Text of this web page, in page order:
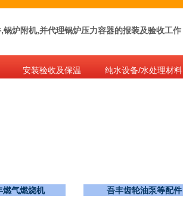
炉附机,并代理锅炉压力容器的报装及验收工作
安装验收及保温 纯水设备/水处理材料
燃气燃烧机 吾丰齿轮油泵等配件